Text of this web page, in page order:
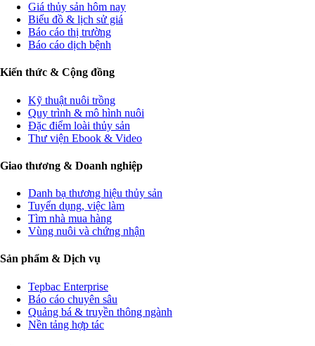
Giá thủy sản hôm nay
Biểu đồ & lịch sử giá
Báo cáo thị trường
Báo cáo dịch bệnh
Kiến thức & Cộng đồng
Kỹ thuật nuôi trồng
Quy trình & mô hình nuôi
Đặc điểm loài thủy sản
Thư viện Ebook & Video
Giao thương & Doanh nghiệp
Danh bạ thương hiệu thủy sản
Tuyển dụng, việc làm
Tìm nhà mua hàng
Vùng nuôi và chứng nhận
Sản phẩm & Dịch vụ
Tepbac Enterprise
Báo cáo chuyên sâu
Quảng bá & truyền thông ngành
Nền tảng hợp tác